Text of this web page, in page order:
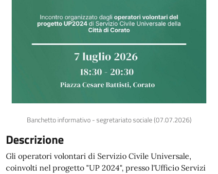
Banchetto informativo - segretariato sociale (07.07.2026)
Descrizione
Gli operatori volontari di Servizio Civile Universale,
coinvolti nel progetto "UP 2024", presso l'Ufficio Servizi